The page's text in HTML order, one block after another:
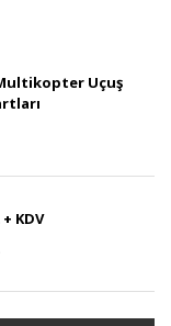
Uçuş
KDV